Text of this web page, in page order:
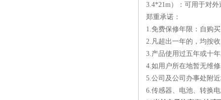
3.4*21m）：可用于对
郑重承诺：
1.免费保修年限：自购
2.凡超出一年的，均按
3.产品使用过五年或十
4.如用户所在地暂无维
5.公司及公司办事处附
6.传感器、电池、转换